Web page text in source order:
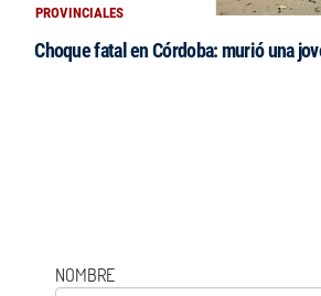
PROVINCIALES
Choque fatal en Córdoba: murió una
NOMBRE